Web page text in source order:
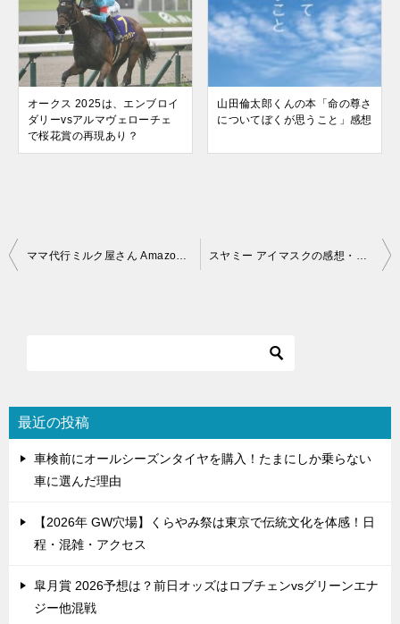
オークス 2025は、エンブロイ
ダリーvsアルマヴェローチェ
で桜花賞の再現あり？
山田倫太郎くんの本「命の尊さ
についてぼくが思うこと」感想
投
シ
ョ
ママ代行ミルク屋さん Amazonと楽天市場の値段安いのはどちら？ スヤミー アイマスクの感想・レビューからメリット・デメリット
最近の投稿
車検前にオールシーズンタイヤを購入！たまにしか乗らない
車に選んだ理由
【2026年 GW穴場】くらやみ祭は東京で伝統文化を体感！日
程・混雑・アクセス
皐月賞 2026予想は？前日オッズはロブチェンvsグリーンエナ
ジー他混戦